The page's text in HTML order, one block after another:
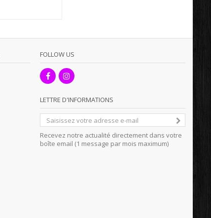
FOLLOW US
LETTRE D'INFORMATIONS
Recevez notre actualité directement dans votre
boîte email (1 message par mois maximum)